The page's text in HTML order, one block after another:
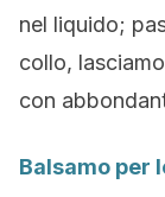
nel liquido;
collo,
con
Balsamo per